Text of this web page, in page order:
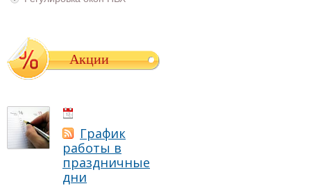
Акции
График
работы в
праздничные
дни